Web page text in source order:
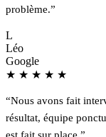
problème.”
L
Léo
Google
★ ★ ★ ★ ★
“Nous avons fait
résultat, équipe
est fait sur place.”